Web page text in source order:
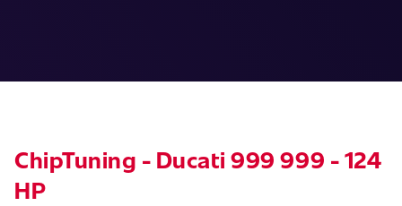
ChipTuning - Ducati 999 999 - 124
HP